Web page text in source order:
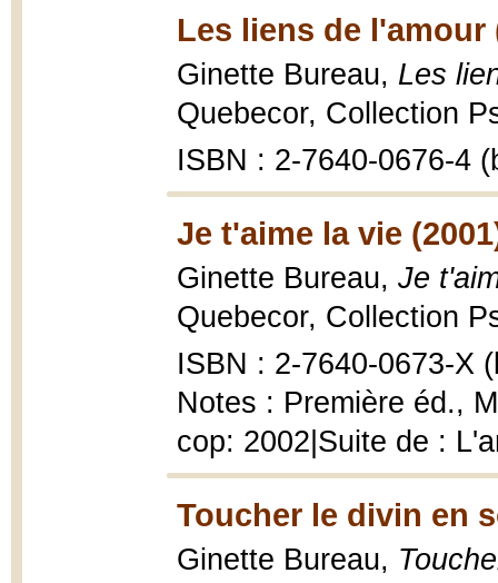
Les liens de l'amour
Ginette Bureau, Les
Quebecor, Collection
ISBN : 2-7640-0676-4
Je t'aime la vie
Ginette Bureau, Je
Quebecor, Collection
ISBN : 2-7640-0673-X
Notes : Première éd.,
cop: 2002|Suite de :
Toucher le divin en
Ginette Bureau,